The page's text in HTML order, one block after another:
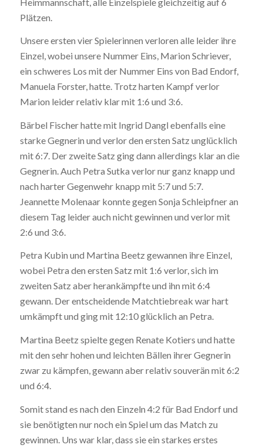
Plätzen.
Unsere ersten vier Spielerinnen verloren alle leider ihre
Einzel, wobei unsere Nummer Eins, Marion Schriever,
ein schweres Los mit der Nummer Eins von Bad Endorf,
Manuela Forster, hatte. Trotz harten Kampf verlor
Marion leider relativ klar mit 1:6 und 3:6.
Bärbel Fischer hatte mit Ingrid Dangl ebenfalls eine
starke Gegnerin und verlor den ersten Satz unglücklich
mit 6:7. Der zweite Satz ging dann allerdings klar an die
Gegnerin. Auch Petra Sutka verlor nur ganz knapp und
nach harter Gegenwehr knapp mit 5:7 und 5:7.
Jeannette Molenaar konnte gegen Sonja Schleipfner an
diesem Tag leider auch nicht gewinnen und verlor mit
2:6 und 3:6.
Petra Kubin und Martina Beetz gewannen ihre Einzel,
wobei Petra den ersten Satz mit 1:6 verlor, sich im
zweiten Satz aber herankämpfte und ihn mit 6:4
gewann. Der entscheidende Matchtiebreak war hart
umkämpft und ging mit 12:10 glücklich an Petra.
Martina Beetz spielte gegen Renate Kotiers und hatte
mit den sehr hohen und leichten Bällen ihrer Gegnerin
zwar zu kämpfen, gewann aber relativ souverän mit 6:2
und 6:4.
Somit stand es nach den Einzeln 4:2 für Bad Endorf und
sie benötigten nur noch ein Spiel um das Match zu
gewinnen. Uns war klar, dass sie ein starkes erstes